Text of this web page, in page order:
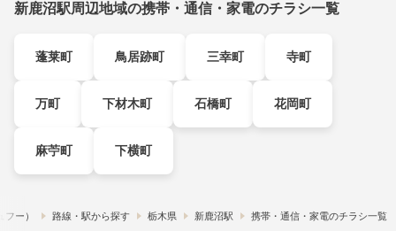
新鹿沼駅周辺地域の携帯・通信・家電のチラシ一覧
蓬莱町 鳥居跡町 三幸町 寺町
万町 下材木町 石橋町 花岡町
麻苧町 下横町
ー） 路線・駅から探す 栃木県 新鹿沼駅 携帯・通信・家電のチラシ一覧